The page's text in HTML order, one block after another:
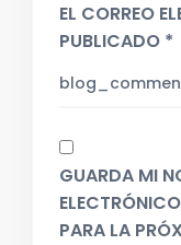
EL CORREO
PUBLICADO *
GUARDA MI
PARA LA